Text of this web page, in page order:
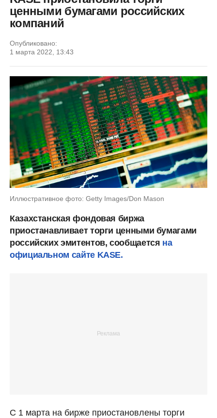
ценными бумагами российских
компаний
Опубликовано:
1 марта 2022, 13:43
Иллюстративное фото: Getty Images/Don Mason
Казахстанская фондовая биржа
приостанавливает торги ценными бумагами
российских эмитентов, сообщается на
официальном сайте KASE.
С 1 марта на бирже приостановлены торги